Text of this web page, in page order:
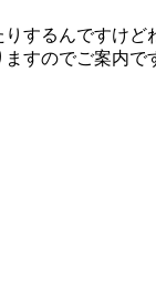
するんですけど
すのでご案内で